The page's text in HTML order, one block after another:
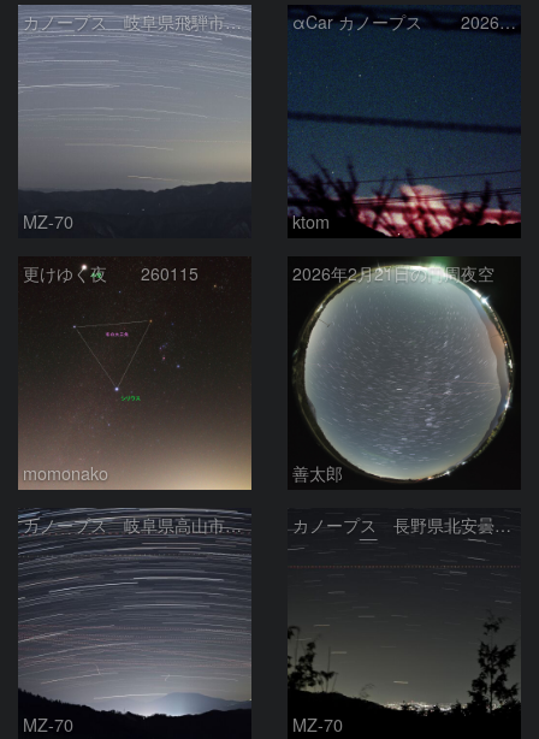
カノープス 岐阜県飛騨市 2026年3月5日
MZ-70
αCar カノープス 2026-3-4
ktom
更けゆく夜 260115
momonako
2026年2月21日の円周夜空
善太郎
カノープス 岐阜県高山市 2026年2月21日
MZ-70
カノープス 長野県北安曇郡 2026年2月13日
MZ-70